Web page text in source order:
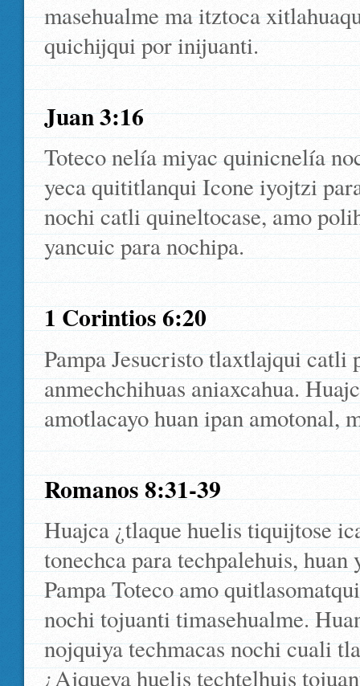
masehualme ma itztoca
quichijqui por inijuanti.
Juan 3:16
Toteco nelía miyac quinicnelía
yeca quititlanqui Icone iyojtzi
nochi catli quineltocase, amo
yancuic para nochipa.
1 Corintios 6:20
Pampa Jesucristo tlaxtlajqui catli
anmechchihuas aniaxcahua.
amotlacayo huan ipan amotonal,
Romanos 8:31-39
Huajca ¿tlaque huelis tiquijtose
tonechca para techpalehuis,
Pampa Toteco amo
nochi tojuanti timasehualme.
nojquiya techmacas nochi cuali
¿Ajqueya huelis techtelhuis